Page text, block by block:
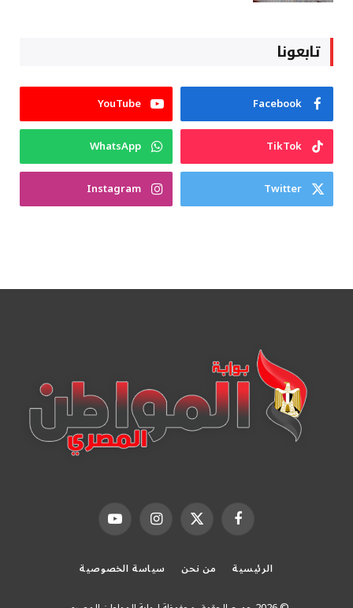
تابعونا
Facebook
YouTube
TikTok
WhatsApp
Twitter
Instagram
فيسبوك X الانستغراميوتيوب
الرئيسية من نحن سياسة الخصوصية